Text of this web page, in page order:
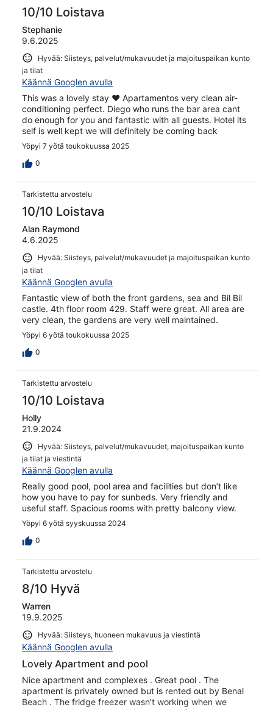
10/10 Loistava
Stephanie
9.6.2025
Hyvää: Siisteys, palvelut/mukavuudet ja majoituspaikan kunto
ja tilat
Käännä Googlen avulla
This was a lovely stay ❤️ Apartamentos very clean air-
conditioning perfect. Diego who runs the bar area cant
do enough for you and fantastic with all guests. Hotel its
self is well kept we will definitely be coming back
Yöpyi 7 yötä toukokuussa 2025
0
Tarkistettu arvostelu
10/10 Loistava
Alan Raymond
4.6.2025
Hyvää: Siisteys, palvelut/mukavuudet ja majoituspaikan kunto
ja tilat
Käännä Googlen avulla
Fantastic view of both the front gardens, sea and Bil Bil
castle. 4th floor room 429. Staff were great. All area are
very clean, the gardens are very well maintained.
Yöpyi 6 yötä toukokuussa 2025
0
Tarkistettu arvostelu
10/10 Loistava
Holly
21.9.2024
Hyvää: Siisteys, palvelut/mukavuudet, majoituspaikan kunto
ja tilat ja viestintä
Käännä Googlen avulla
Really good pool, pool area and facilities but don’t like
how you have to pay for sunbeds. Very friendly and
useful staff. Spacious rooms with pretty balcony view.
Yöpyi 6 yötä syyskuussa 2024
0
Tarkistettu arvostelu
8/10 Hyvä
Warren
19.9.2025
Hyvää: Siisteys, huoneen mukavuus ja viestintä
Käännä Googlen avulla
Lovely Apartment and pool
Nice apartment and complexes . Great pool . The
apartment is privately owned but is rented out by Benal
Beach . The fridge freezer wasn't working when we